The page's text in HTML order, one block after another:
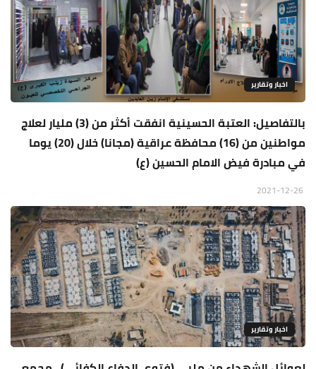
اخبار وتقارير
بالتفاصيل: العتبة الحسينية انفقت أكثر من (3) مليار لعلاج
مواطنين من (16) محافظة عراقية (مجانا) خلال (20) يوما
في مبادرة فيض الامام الحسين (ع)
اخبار وتقارير